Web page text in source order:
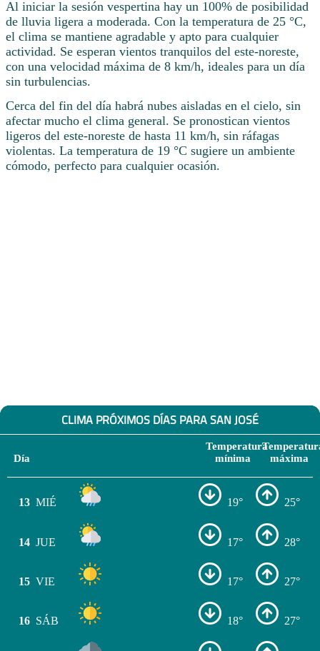
Al iniciar la sesión vespertina hay un 100% de posibilidad
de lluvia ligera a moderada. Con la temperatura de 25 °C,
el clima se mantiene agradable y apto para cualquier
actividad. Se esperan vientos tranquilos del este-noreste,
con una velocidad máxima de 8 km/h, ideales para un día
sin turbulencias.
Cerca del fin del día habrá nubes aisladas en el cielo, sin
afectar mucho el clima general. Se pronostican vientos
ligeros del este-noreste de hasta 11 km/h, sin ráfagas
violentas. La temperatura de 19 °C sugiere un ambiente
cómodo, perfecto para cualquier ocasión.
CLIMA PRÓXIMOS DÍAS PARA SAN JOSÉ
Día
Temperatura
mínima
máxima
13 MIÉ 19° 25°
14 JUE 17° 28°
15 VIE 17° 27°
16 SÁB 18° 27°